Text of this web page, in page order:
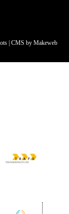
CMS by Makeweb